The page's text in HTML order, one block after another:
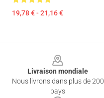
19,78 € - 21,16 €
Livraison mondiale
Nous livrons dans plus de 200
pays